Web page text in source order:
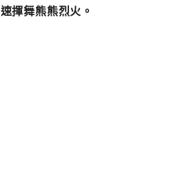
揮舞熊熊烈火。